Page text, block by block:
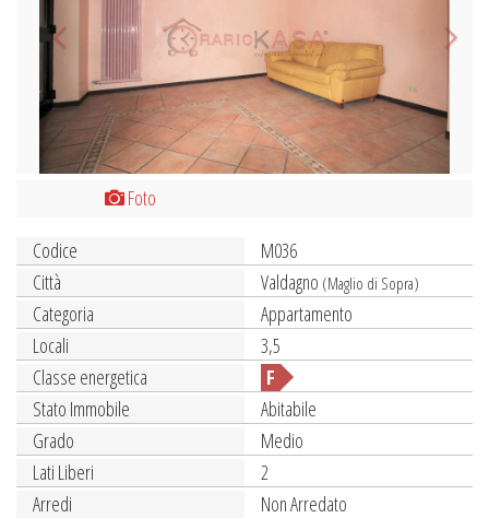
Foto
Codice
M036
Città
Valdagno (Maglio di Sopra)
Categoria
Appartamento
Locali
3,5
Classe energetica
F
Stato Immobile
Abitabile
Grado
Medio
Lati Liberi
2
Arredi
Non Arredato